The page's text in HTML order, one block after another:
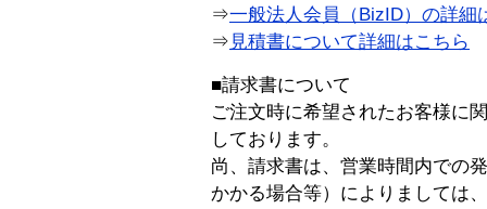
⇒一般法人会員（BizID）の詳細
⇒ 見積書について詳細はこちら
■請求書について
ご注文時に希望されたお客様に
しております。
尚、請求書は、営業時間内での
かかる場合等）によりましては